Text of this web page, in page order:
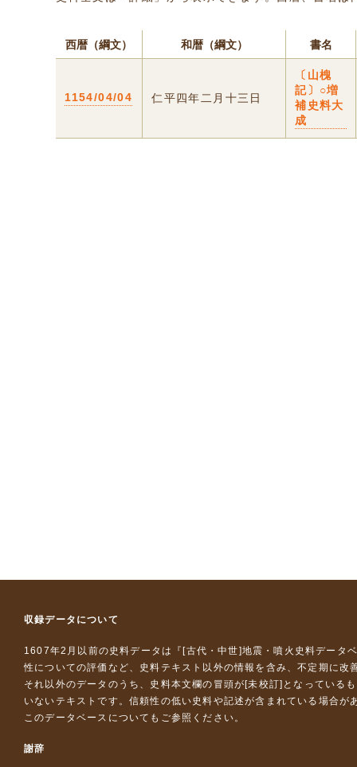
西暦（綱文） 和暦（綱文） 書名
1154/04/04 仁平四年二月十三日
〔山槐
記〕○増
補史料大
成
収録データについて
1607年2月以前の史料データは『 [古代・中世]地震・噴火史料データ
性についての評価など、史料テキスト以外の情報を含み、不定期に改
それ以外のデータのうち、史料本文欄の冒頭が[未校訂]となっている
いないテキストです。信頼性の低い史料や記述が含まれている場合が
このデータベースについて もご参照ください。
謝辞